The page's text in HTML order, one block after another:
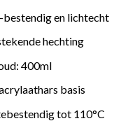
bestendig en lichtecht
hechting
400ml
basis
tot 110°C